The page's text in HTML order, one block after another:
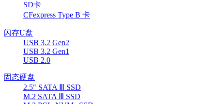
SD卡
CFexpress Type B 卡
闪存U盘
USB 3.2 Gen2
USB 3.2 Gen1
USB 2.0
固态硬盘
2.5" SATA Ⅲ SSD
M.2 SATA Ⅲ SSD